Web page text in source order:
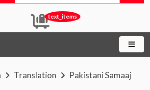
text_items
Translation Pakistani Samaaj